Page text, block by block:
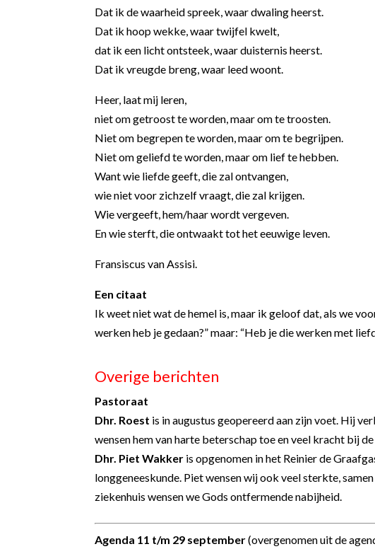
Dat ik de waarheid spreek, waar dwaling heerst.
Dat ik hoop wekke, waar twijfel kwelt,
dat ik een licht ontsteek, waar duisternis heerst.
Dat ik vreugde breng, waar leed woont.
Heer, laat mij leren,
niet om getroost te worden, maar om te troosten.
Niet om begrepen te worden, maar om te begrijpen.
Niet om geliefd te worden, maar om lief te hebben.
Want wie liefde geeft, die zal ontvangen,
wie niet voor zichzelf vraagt, die zal krijgen.
Wie vergeeft, hem/haar wordt vergeven.
En wie sterft, die ontwaakt tot het eeuwige leven.
Fransiscus van Assisi.
Een citaat
Ik weet niet wat de hemel is, maar ik geloof dat, als we
werken heb je gedaan?” maar: “Heb je die werken met
Overige berichten
Pastoraat
Dhr. Roest is in augustus geopereerd aan zijn voet. Hij
wensen hem van harte beterschap toe en veel kracht bij
Dhr. Piet Wakker is opgenomen in het Reinier de
longgeneeskunde. Piet wensen wij ook veel sterkte,
ziekenhuis wensen we Gods ontfermende nabijheid.
Agenda 11 t/m 29 september(overgenomen uit de